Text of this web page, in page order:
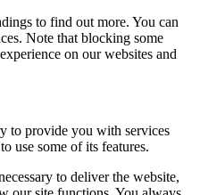
to find out more. You can
Note that blocking some
on our websites and
to provide you with services
use some of its features.
to deliver the website,